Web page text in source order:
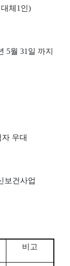
체 1 인)
5월 31 일 까지
우대
보건사업
비고